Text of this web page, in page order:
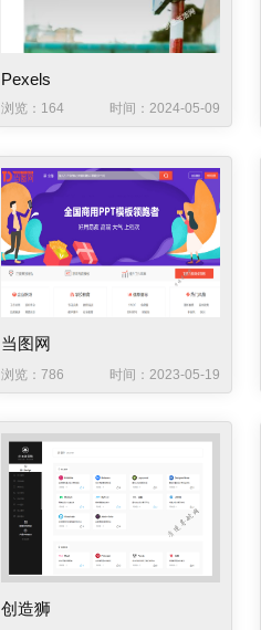
Pexels
浏览：164 时间：2024-05-09
当图网
浏览：786 时间：2023-05-19
创造狮